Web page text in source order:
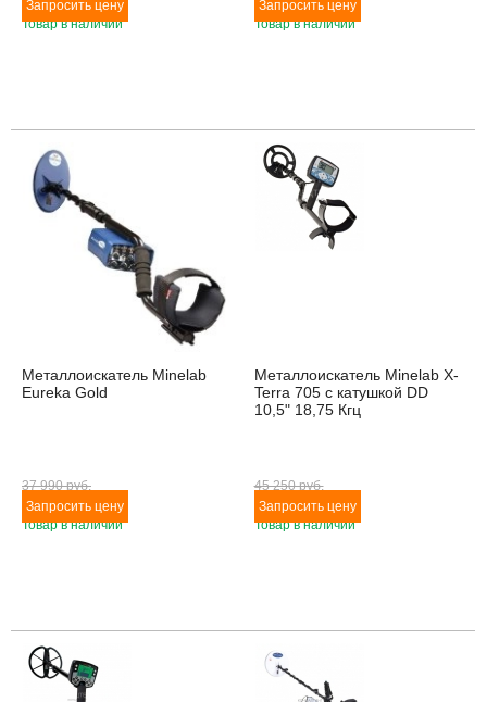
Товар в наличии Товар в наличии
Товара нет в наличии
Металлоискатель Minelab
Eureka Gold
37 990 pуб.
Товар в наличии
Товара нет в наличии
Металлоискатель Minelab X-
Terra 705 с катушкой DD
10,5" 18,75 Кгц
45 250 pуб.
Товар в наличии
Товара нет в наличии Товара нет в наличии